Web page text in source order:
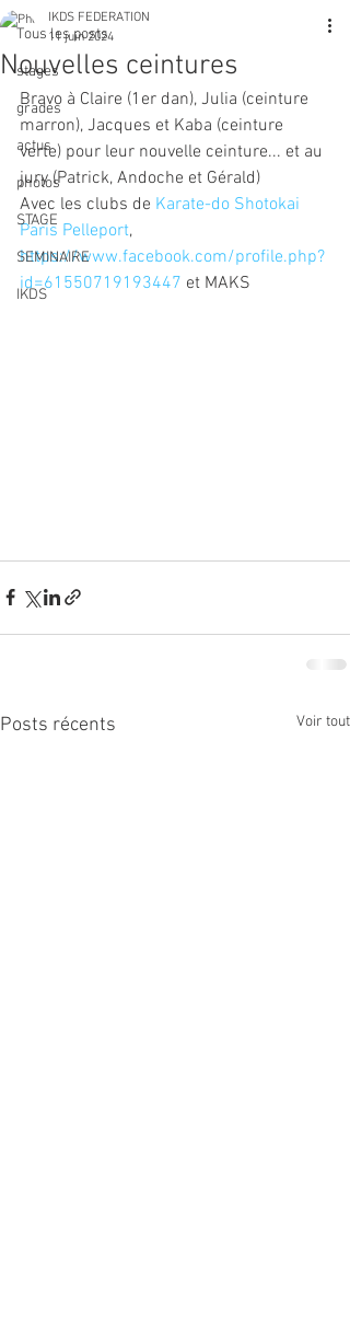
Tous les posts
stages
grades
actus
photos
STAGE
SEMINAIRE
IKDS
Nouvelles ceintures
IKDS FEDERATION
11 juin 2024
Bravo à Claire (1er dan), Julia (ceinture
marron), Jacques et Kaba (ceinture
verte) pour leur nouvelle ceinture... et au
jury (Patrick, Andoche et Gérald)
Avec les clubs de Karate-do Shotokai
Paris Pelleport,
https://www.facebook.com/profile.php?
id=61550719193447 et MAKS
Posts récents Voir tout